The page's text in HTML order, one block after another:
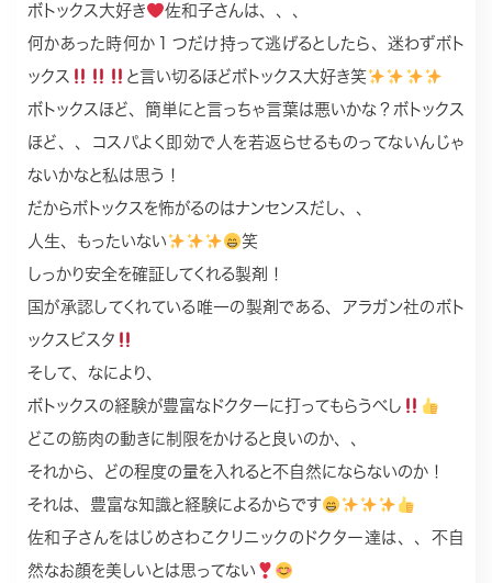
ボトックス大好き
佐和子さんは、、、
何かあった時何か１つだけ持って逃げるとしたら、迷わずボト
ックス
と言い切るほどボトックス大好き笑
ボトックスほど、簡単にと言っちゃ言葉は悪いかな？ボトックス
ほど、、コスパよく即効で人を若返らせるものってないんじゃ
ないかなと私は思う！
だからボトックスを怖がるのはナンセンスだし、、
人生、もったいない
笑
しっかり安全を確証してくれる製剤！
国が承認してくれている唯一の製剤である、アラガン社のボト
ックスビスタ
そして、なにより、
ボトックスの経験が豊富なドクターに打ってもらうべし
どこの筋肉の動きに制限をかけると良いのか、、
それから、どの程度の量を入れると不自然にならないのか！
それは、豊富な知識と経験によるからです
佐和子さんをはじめさわこクリニックのドクター達は、、不自
然なお顔を美しいとは思ってない